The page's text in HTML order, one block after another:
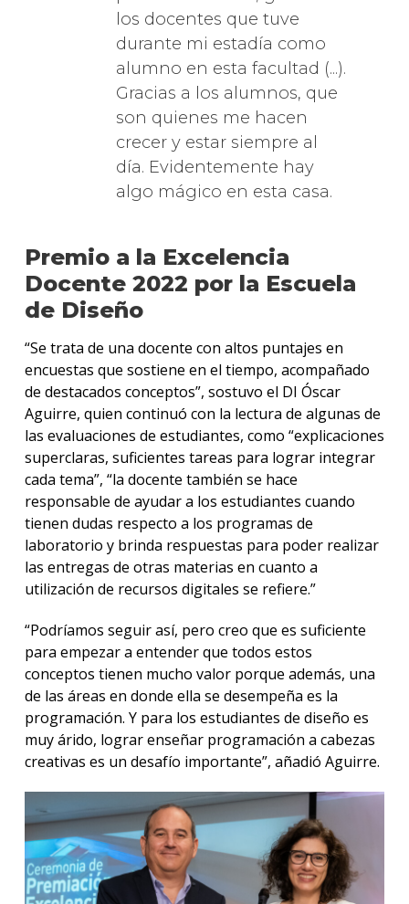
los docentes que tuve
durante mi estadía como
alumno en esta facultad (...).
Gracias a los alumnos, que
son quienes me hacen
crecer y estar siempre al
día. Evidentemente hay
algo mágico en esta casa.
Premio a la Excelencia
Docente 2022 por la Escuela
de Diseño
“Se trata de una docente con altos puntajes en
encuestas que sostiene en el tiempo, acompañado
de destacados conceptos”, sostuvo el DI Óscar
Aguirre, quien continuó con la lectura de algunas de
las evaluaciones de estudiantes, como “explicaciones
superclaras, suficientes tareas para lograr integrar
cada tema”, “la docente también se hace
responsable de ayudar a los estudiantes cuando
tienen dudas respecto a los programas de
laboratorio y brinda respuestas para poder realizar
las entregas de otras materias en cuanto a
utilización de recursos digitales se refiere.”
“Podríamos seguir así, pero creo que es suficiente
para empezar a entender que todos estos
conceptos tienen mucho valor porque además, una
de las áreas en donde ella se desempeña es la
programación. Y para los estudiantes de diseño es
muy árido, lograr enseñar programación a cabezas
creativas es un desafío importante”, añadió Aguirre.